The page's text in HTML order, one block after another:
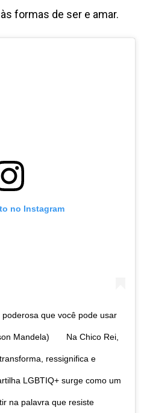
formas de ser e amar.
no Instagram
que você pode usar
Mandela)⠀ ⠀ Na Chico Rei,
ressignifica e
LGBTIQ+ surge como um
na palavra que resiste